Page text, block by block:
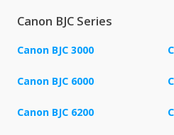
Canon BJC Series
Canon BJC 3000
Canon BJC 6000
Canon BJC 6200